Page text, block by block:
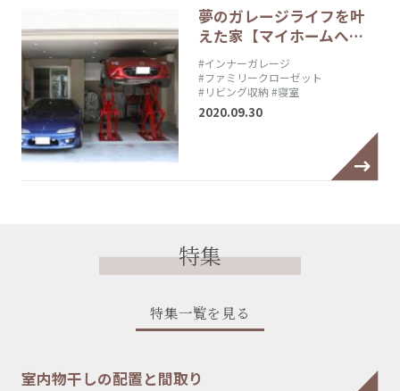
夢のガレージライフを叶
えた家【マイホームへ…
#インナーガレージ
#ファミリークローゼット
#リビング収納 #寝室
2020.09.30
特集
特集一覧を見る
室内物干しの配置と間取り